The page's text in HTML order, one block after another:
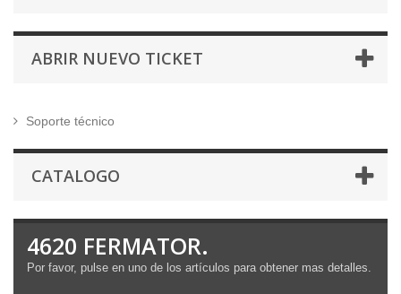
ABRIR NUEVO TICKET
Soporte técnico
CATALOGO
4620 FERMATOR.
Por favor, pulse en uno de los artículos para obtener mas detalles.